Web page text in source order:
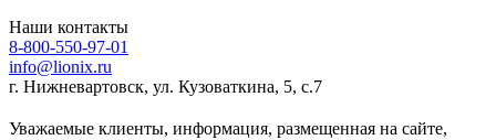
Наши контакты
8-800-550-97-01
info@lionix.ru
г. Нижневартовск, ул. Кузоваткина, 5, с.7
Уважаемые клиенты, информация, размещенная на сайте,